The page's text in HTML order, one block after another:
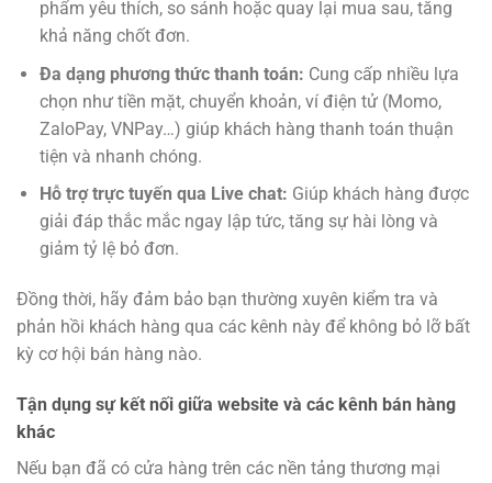
phẩm yêu thích, so sánh hoặc quay lại mua sau, tăng
khả năng chốt đơn.
Đa dạng phương thức thanh toán: Cung cấp nhiều lựa
chọn như tiền mặt, chuyển khoản, ví điện tử (Momo,
ZaloPay, VNPay…) giúp khách hàng thanh toán thuận
tiện và nhanh chóng.
Hỗ trợ trực tuyến qua Live chat: Giúp khách hàng được
giải đáp thắc mắc ngay lập tức, tăng sự hài lòng và
giảm tỷ lệ bỏ đơn.
Đồng thời, hãy đảm bảo bạn thường xuyên kiểm tra và
phản hồi khách hàng qua các kênh này để không bỏ lỡ bất
kỳ cơ hội bán hàng nào.
Tận dụng sự kết nối giữa website và các kênh bán hàng
khác
Nếu bạn đã có cửa hàng trên các nền tảng thương mại